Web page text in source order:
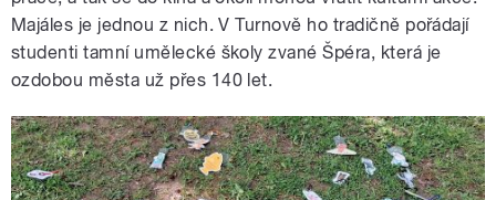
Majáles je jednou z nich. V Turnově ho tradičně pořádají
studenti tamní umělecké školy zvané Špéra, která je
ozdobou města už přes 140 let.